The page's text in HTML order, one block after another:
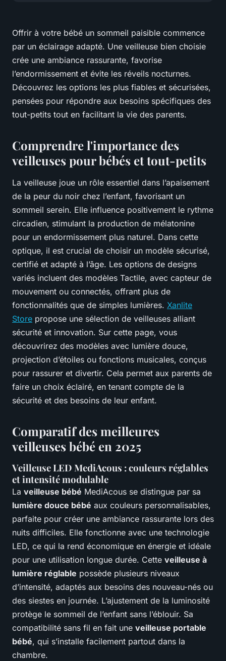
Offrir à votre bébé un sommeil paisible commence
par un éclairage adapté. Une veilleuse bien choisie
crée une ambiance rassurante, favorise
l’endormissement et évite les réveils nocturnes.
Découvrez les options les plus fiables et sécurisées,
pensées pour répondre aux besoins spécifiques des
tout-petits tout en facilitant la vie des parents.
Comprendre l'importance des
veilleuses pour bébés et tout-petits
La veilleuse joue un rôle essentiel dans l’apaisement
de la peur du noir chez l’enfant, favorisant un
sommeil serein. Elle influence positivement le rythme
circadien, stimulant la production de mélatonine
pour un endormissement plus naturel. Dans cette
optique, il est crucial de choisir un modèle sécurisé,
certifié et adapté à l’âge. Les options de designs
variés incluent des modèles Tactile, avec capteur de
mouvement ou connectés, offrant plus de
fonctionnalités que de simples lumières. Xanlite
Store propose une sélection de veilleuses alliant
sécurité et innovation. Sur cette page, vous
découvrirez des modèles avec lumière douce,
projection d’étoiles ou fonctions musicales, conçus
pour rassurer et divertir. Cela permet aux parents de
faire un choix éclairé, en tenant compte de la
sécurité et des besoins de leur enfant.
Comparatif des meilleures
veilleuses bébé en 2025
Veilleuse LED MediAcous : couleurs réglables
et intensité modulable
La veilleuse bébé MediAcous se distingue par sa
lumière douce bébé aux couleurs personnalisables,
parfaite pour créer une ambiance rassurante lors des
nuits difficiles. Elle fonctionne avec une technologie
LED, ce qui la rend économique en énergie et idéale
pour une utilisation longue durée. Cette veilleuse à
lumière réglable possède plusieurs niveaux
d’intensité, adaptés aux besoins des nouveau-nés ou
des siestes en journée. L’ajustement de la luminosité
protège le sommeil de l’enfant sans l’éblouir. Sa
compatibilité sans fil en fait une veilleuse portable
bébé, qui s’installe facilement partout dans la
chambre.